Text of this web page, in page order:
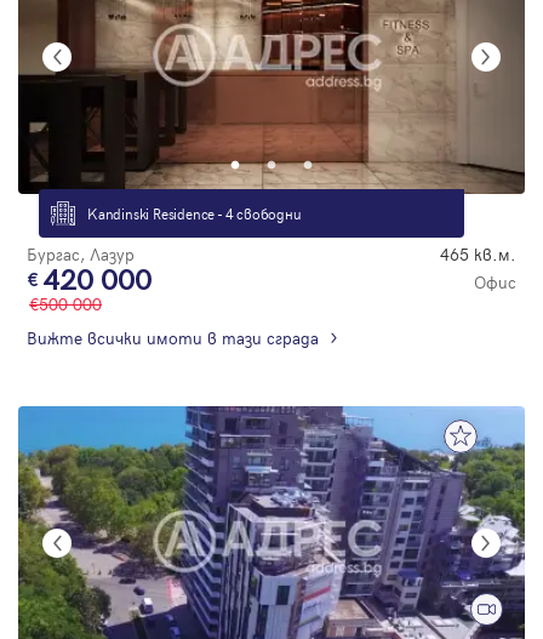
Kandinski Residence - 4 свободни
Бургас, Лазур 465 кв.м.
420 000
Офис
500 000
Вижте всички имоти в тази сграда